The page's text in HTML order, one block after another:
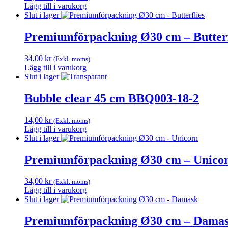
Lägg till i varukorg
Slut i lager
Premiumförpackning Ø30 cm –
34,00 kr (Exkl. moms)
Lägg till i varukorg
Slut i lager
Bubble clear 45 cm BBQ003-18-2
14,00 kr (Exkl. moms)
Lägg till i varukorg
Slut i lager
Premiumförpackning Ø30 cm –
34,00 kr (Exkl. moms)
Lägg till i varukorg
Slut i lager
Premiumförpackning Ø30 cm –